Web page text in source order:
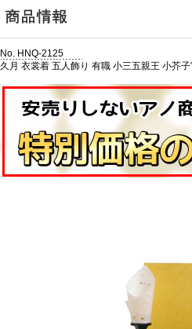
No. HNQ-2125
久月 衣裳着 五人飾り 有職 小三五親王 小芥